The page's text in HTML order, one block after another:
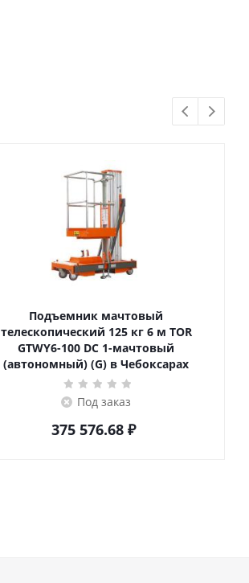
Подъемник мачтовый
телескопический 125 кг 6 м TOR
GTWY6-100 DC 1-мачтовый
(автономный) (G) в Чебоксарах
Под заказ
375 576.68₽